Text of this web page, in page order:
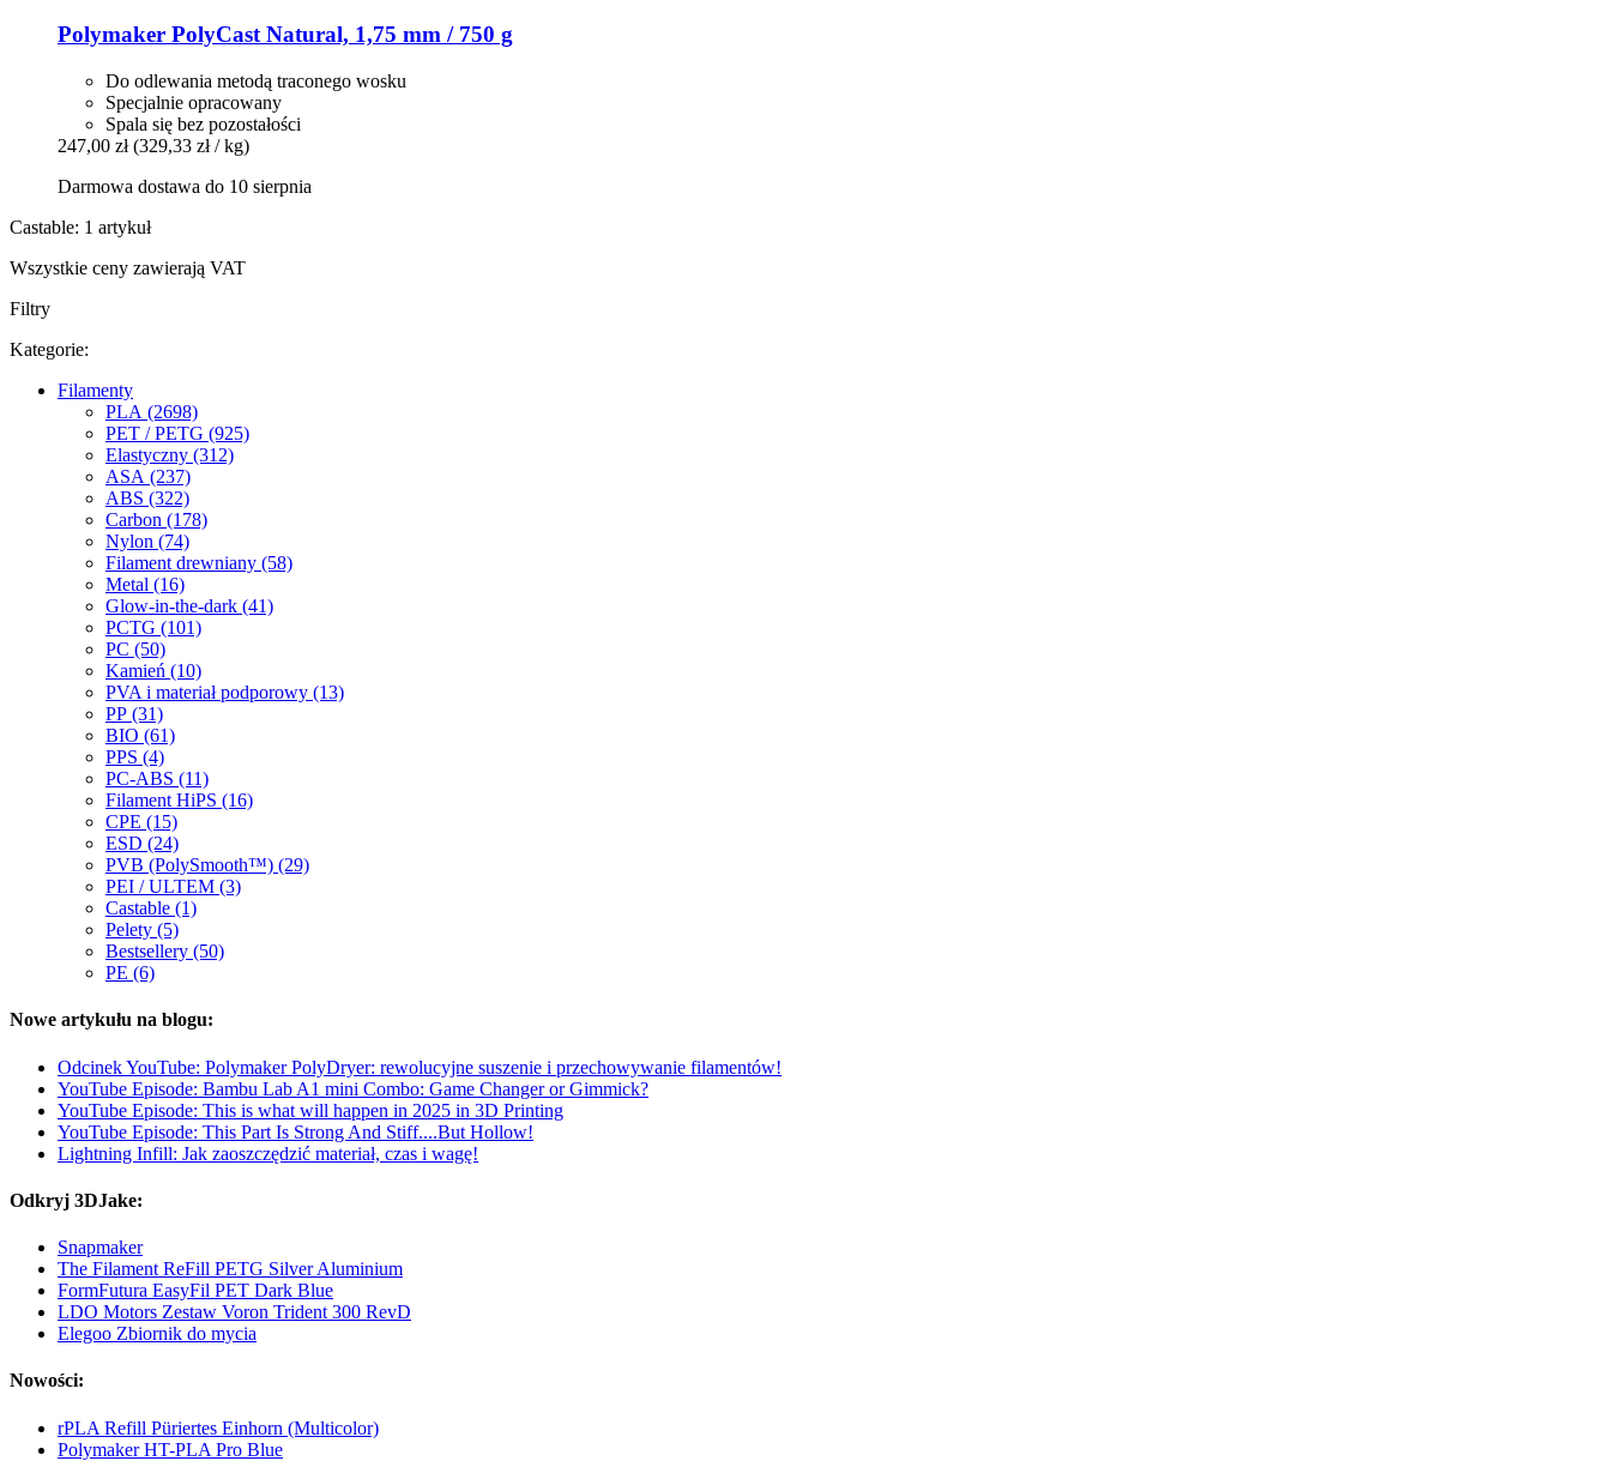
Polymaker PolyCast Natural, 1,75 mm / 750 g
Do odlewania metodą traconego wosku
Specjalnie opracowany
Spala się bez pozostałości
247,00 zł (329,33 zł / kg)
Darmowa dostawa do 10 sierpnia
Castable: 1 artykuł
Wszystkie ceny zawierają VAT
Filtry
Kategorie:
Filamenty
PLA (2698)
PET / PETG (925)
Elastyczny (312)
ASA (237)
ABS (322)
Carbon (178)
Nylon (74)
Filament drewniany (58)
Metal (16)
Glow-in-the-dark (41)
PCTG (101)
PC (50)
Kamień (10)
PVA i materiał podporowy (13)
PP (31)
BIO (61)
PPS (4)
PC-ABS (11)
Filament HiPS (16)
CPE (15)
ESD (24)
PVB (PolySmooth™) (29)
PEI / ULTEM (3)
Castable (1)
Pelety (5)
Bestsellery (50)
PE (6)
Nowe artykułu na blogu:
Odcinek YouTube: Polymaker PolyDryer: rewolucyjne suszenie i przechowywanie filamentów!
YouTube Episode: Bambu Lab A1 mini Combo: Game Changer or Gimmick?
YouTube Episode: This is what will happen in 2025 in 3D Printing
YouTube Episode: This Part Is Strong And Stiff....But Hollow!
Lightning Infill: Jak zaoszczędzić materiał, czas i wagę!
Odkryj 3DJake:
Snapmaker
The Filament ReFill PETG Silver Aluminium
FormFutura EasyFil PET Dark Blue
LDO Motors Zestaw Voron Trident 300 RevD
Elegoo Zbiornik do mycia
Nowości:
rPLA Refill Püriertes Einhorn (Multicolor)
Polymaker HT-PLA Pro Blue